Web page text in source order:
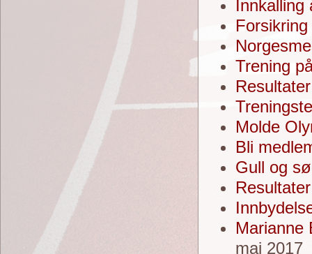
Innkalling
Trening
Molde
Bli
Gull og
Marianne
mai 2017